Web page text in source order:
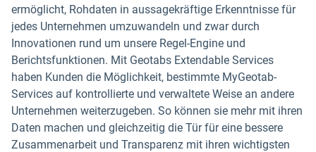
ermöglicht, Rohdaten in aussagekräftige Erkenntnisse für
jedes Unternehmen umzuwandeln und zwar durch
Innovationen rund um unsere Regel-Engine und
Berichtsfunktionen. Mit Geotabs Extendable Services
haben Kunden die Möglichkeit, bestimmte MyGeotab-
Services auf kontrollierte und verwaltete Weise an andere
Unternehmen weiterzugeben. So können sie mehr mit ihren
Daten machen und gleichzeitig die Tür für eine bessere
Zusammenarbeit und Transparenz mit ihren wichtigsten